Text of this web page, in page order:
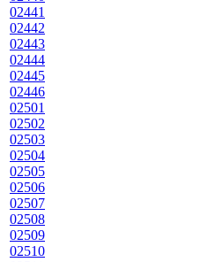
02441
02442
02443
02444
02445
02446
02501
02502
02503
02504
02505
02506
02507
02508
02509
02510